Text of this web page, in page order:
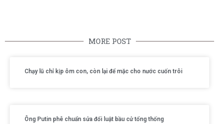
MORE POST
Chạy lũ chỉ kịp ôm con, còn lại để mặc cho nước cuốn trôi
Ông Putin phê chuẩn sửa đổi luật bầu cử tổng thống